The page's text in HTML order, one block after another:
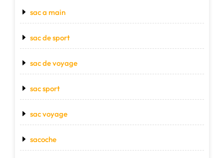
sac a main
sac de sport
sac de voyage
sac sport
sac voyage
sacoche